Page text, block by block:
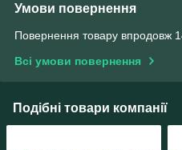
Умови повернення
Повернення товару впродовж
Всі умови повернення
Подібні товари компанії